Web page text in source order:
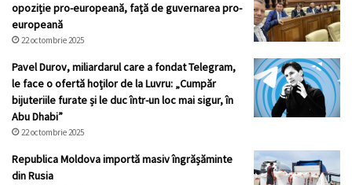
opoziție pro-europeană, față de guvernarea pro-
europeană
22 octombrie 2025
Pavel Durov, miliardarul care a fondat Telegram,
le face o ofertă hoților de la Luvru: „Cumpăr
bijuteriile furate și le duc într-un loc mai sigur, în
Abu Dhabi”
22 octombrie 2025
Republica Moldova importă masiv îngrășăminte
din Rusia